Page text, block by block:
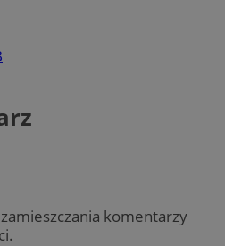
komentarzy